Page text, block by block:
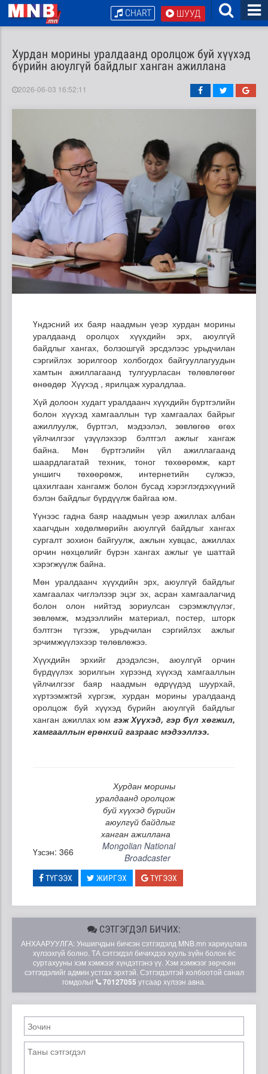
ШУУД
CHART
Хурдан морины уралдаанд оролцож буй хүүхэд
бүрийн аюулгүй байдлыг ханган ажиллана
2026-06-03 16:52:11
Үндэсний их баяр наадмын үеэр хурдан морины
уралдаанд оролцох хүүхдийн эрх, аюулгүй
байдлыг хангах, болзошгүй эрсдэлээс урьдчилан
сэргийлэх зорилгоор холбогдох байгууллагуудын
хамтын ажиллагаанд тулгуурласан төлөвлөгөөг
өнөөдөр Хүүхэд , ярилцаж хуралдлаа.
Хүй долоон худагт уралдаанч хүүхдийн бүртгэлийн
болон хүүхэд хамгааллын түр хамгаалах байрыг
ажиллуулж, бүртгэл, мэдээлэл, зөвлөгөө өгөх
үйлчилгээг үзүүлэхээр бэлтгэл ажлыг хангаж
байна. Мөн бүртгэлийн үйл ажиллагаанд
шаардлагатай техник, тоног төхөөрөмж, карт
уншигч төхөөрөмж, интернетийн сүлжээ,
цахилгаан хангамж болон бусад хэрэглэгдэхүүний
бэлэн байдлыг бүрдүүлж байгаа юм.
Үүнээс гадна баяр наадмын үеэр ажиллах албан
хаагчдын хөдөлмөрийн аюулгүй байдлыг хангах
сургалт зохион байгуулж, ажлын хувцас, ажиллах
орчин нөхцөлийг бүрэн хангах ажлыг үе шаттай
хэрэгжүүлж байна.
Мөн уралдаанч хүүхдийн эрх, аюулгүй байдлыг
хамгаалах чиглэлээр эцэг эх, асран хамгаалагчид
болон олон нийтэд зориулсан сэрэмжлүүлэг,
зөвлөмж, мэдээллийн материал, постер, шторк
бэлтгэн түгээж, урьдчилан сэргийлэх ажлыг
эрчимжүүлэхээр төлөвлөжээ.
Хүүхдийн эрхийг дээдэлсэн, аюулгүй орчин
бүрдүүлэх зорилгын хүрээнд хүүхэд хамгааллын
үйлчилгээг баяр наадмын өдрүүдэд шуурхай,
хүртээмжтэй хүргэж, хурдан морины уралдаанд
оролцож буй хүүхэд бүрийн аюулгүй байдлыг
ханган ажиллах юм гэж Хүүхэд, гэр бүл хөгжил,
хамгааллын ерөнхий газраас мэдээллээ.
Хурдан морины
уралдаанд оролцож
буй хүүхэд бүрийн
аюулгүй байдлыг
ханган ажиллана
Үзсэн: 366
Mongolian National
Broadcaster
ТҮГЭЭХ ЖИРГЭХ ТҮГЭЭХ
СЭТГЭГДЭЛ БИЧИХ:
АНХААРУУЛГА: Уншигчдын бичсэн сэтгэгдэлд MNB.mn хариуцлага
хүлээхгүй болно. ТА сэтгэгдэл бичихдээ хууль зүйн болон ёс
суртахууны хэм хэмжээг хүндэтгэнэ үү. Хэм хэмжээг зөрчсөн
сэтгэгдэлийг админ устгах эрхтэй. Сэтгэгдэлтэй холбоотой санал
гомдолыг
70127055 утсаар хүлээн авна.